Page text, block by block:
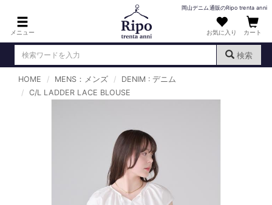
メニュー
岡山デニム通販のRipo trenta anni
お気に入り カート
検索
ログイン （新規会員登録）
TOPS : トップス
HOME MENS：メンズ
DENIM : デニム
C/L LADDER LACE BLOUSE